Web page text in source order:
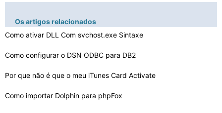
Os artigos relacionados
Como ativar DLL Com svchost.exe Sintaxe
Como configurar o DSN ODBC para DB2
Por que não é que o meu iTunes Card Activate
Como importar Dolphin para phpFox